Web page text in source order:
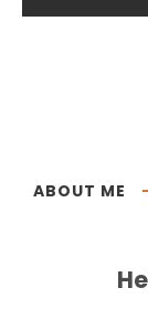
ABOUT ME